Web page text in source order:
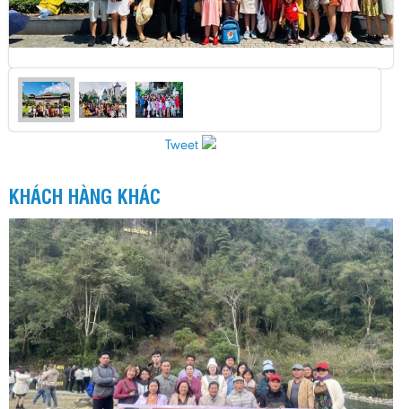
Tweet
KHÁCH HÀNG KHÁC